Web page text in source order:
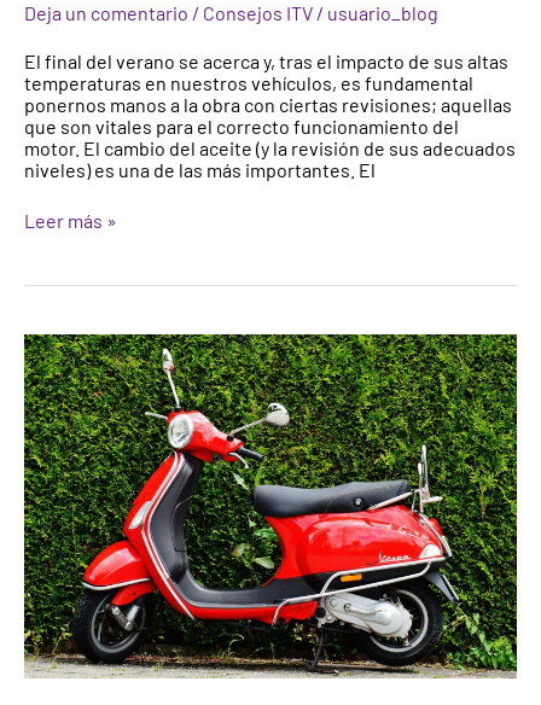
Deja un comentario / Consejos ITV / usuario_blog
El final del verano se acerca y, tras el impacto de sus altas
temperaturas en nuestros vehículos, es fundamental
ponernos manos a la obra con ciertas revisiones; aquellas
que son vitales para el correcto funcionamiento del
motor. El cambio del aceite (y la revisión de sus adecuados
niveles) es una de las más importantes. El
Leer más »
¿Qué
se
mira
en
la
ITV
de
un
ciclomotor?